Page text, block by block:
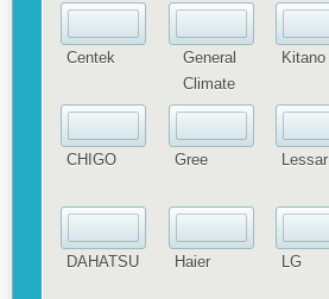
Centek
CHIGO
DAHATSU
General
Climate
Gree
Haier
Kitano
Lessar
LG